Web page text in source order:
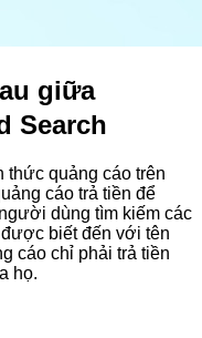
giữa
Search
thức quảng cáo trên
cáo trả tiền để
dùng tìm kiếm các
biết đến với tên
cáo chỉ phải trả tiền
họ.